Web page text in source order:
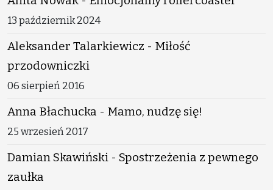
13 październik 2024
Aleksander Talarkiewicz - Miłość
przodowniczki
06 sierpień 2016
Anna Błachucka - Mamo, nudzę się!
25 wrzesień 2017
Damian Skawiński - Spostrzeżenia z pewnego
zaułka